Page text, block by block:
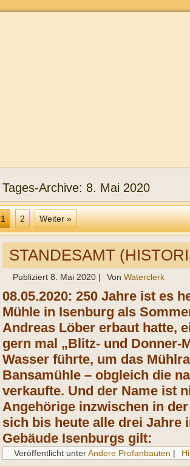
Tages-Archive: 8. Mai 2020
1 2 Weiter »
STANDESAMT
Publiziert 8. Mai 2020 | Von Waterclerk
08.05.2020: 250 Jahre ist es
Mühle in Isenburg als
Andreas Löber erbaut hatte,
gern mal „Blitz- und Donner-
Wasser führte, um das
Bansamühle – obgleich die
verkaufte. Und der Name ist
Angehörige inzwischen in
sich bis heute alle drei Jahre
Gebäude Isenburgs gilt:
Veröffentlicht unterAndere Profanbauten |